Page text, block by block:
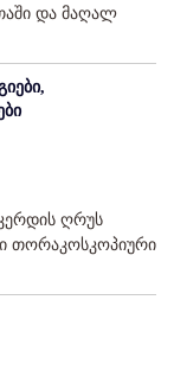
და მაღალ
ღრუს
თორაკოსკოპიური